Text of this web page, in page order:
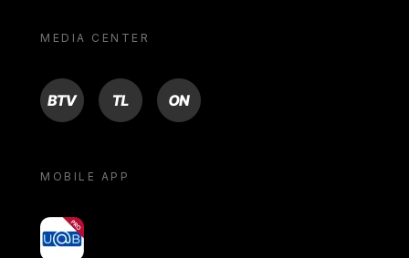
MEDIA CENTER
BTV TL ON
MOBILE APP
yoU@B